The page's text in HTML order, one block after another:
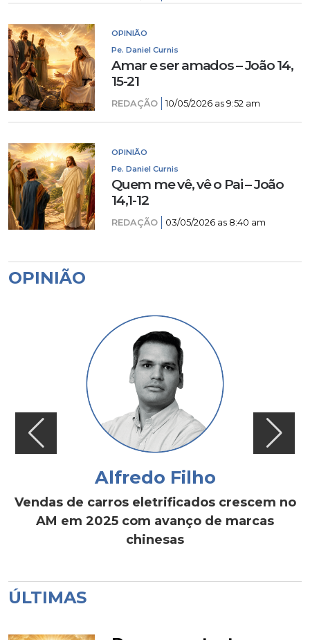
OPINIÃO
Pe. Daniel Curnis
Amar e ser amados – João 14,
15-21
REDAÇÃO 10/05/2026 as 9:52 am
OPINIÃO
Pe. Daniel Curnis
Quem me vê, vê o Pai – João
14,1-12
REDAÇÃO 03/05/2026 as 8:40 am
OPINIÃO
Alfredo Filho
Vendas de carros eletrificados crescem no
AM em 2025 com avanço de marcas
chinesas
ÚLTIMAS